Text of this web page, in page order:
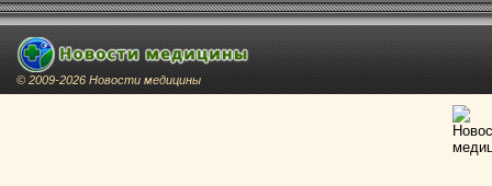
© 2009-2026 Новости медицины